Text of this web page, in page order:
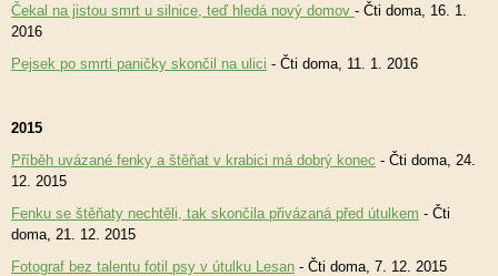
Čekal na jistou smrt u silnice, teď hledá nový domov - Čti doma, 16. 1.
2016
Pejsek po smrti paničky skončil na ulici - Čti doma, 11. 1. 2016
2015
Příběh uvázané fenky a štěňat v krabici má dobrý konec - Čti doma, 24.
12. 2015
Fenku se štěňaty nechtěli, tak skončila přivázaná před útulkem - Čti
doma, 21. 12. 2015
Fotograf bez talentu fotil psy v útulku Lesan - Čti doma, 7. 12. 2015